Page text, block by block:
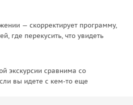
высокогорной деревушке
который находится в списке
Все стены древней церкви
фресками, где оживают сцены из
— скорректирует программу,
где перекусить, что увидеть
экскурсии сравнима со
вы идете с кем-то еще